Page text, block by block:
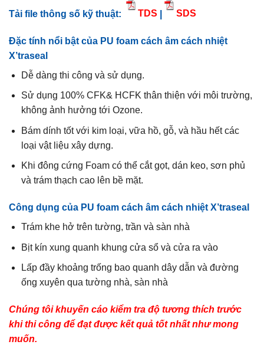
Tải file thông số kỹ thuật: TDS | SDS
Đặc tính nổi bật của PU foam cách âm cách nhiệt
X’traseal
Dễ dàng thi công và sử dụng.
Sử dụng 100% CFK& HCFK thân thiện với môi trường,
không ảnh hưởng tới Ozone.
Bám dính tốt với kim loại, vữa hồ, gỗ, và hầu hết các
loại vật liệu xây dựng.
Khi đông cứng Foam có thể cắt gọt, dán keo, sơn phủ
và trám thạch cao lên bề mặt.
Công dụng của PU foam cách âm cách nhiệt X’traseal
Trám khe hở trên tường, trần và sàn nhà
Bịt kín xung quanh khung cửa sổ và cửa ra vào
Lấp đầy khoảng trống bao quanh dây dẫn và đường
ống xuyên qua tường nhà, sàn nhà
Chúng tôi khuyến cáo kiểm tra độ tương thích trước
khi thi công để đạt được kết quả tốt nhất như mong
muốn.